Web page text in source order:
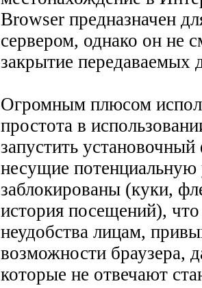
Browser предназначен
сервером, однако он не
закрытие передаваемых
Огромным плюсом
простота в
запустить
несущие потенциальную
заблокированы (куки,
история посещений),
неудобства лицам,
возможности браузера,
которые не отвечают